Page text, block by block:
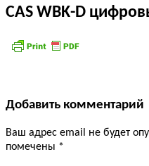
CAS WBK-D
Добавить комментарий
Ваш адрес email не будет
помечены *